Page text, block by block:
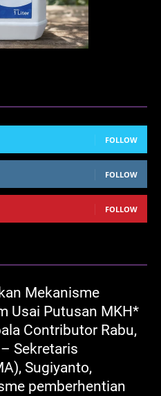
FOLLOW
FOLLOW
FOLLOW
Mekanisme
Usai Putusan MKH*
Contributor Rabu,
Sekretaris
Sugiyanto,
pemberhentian